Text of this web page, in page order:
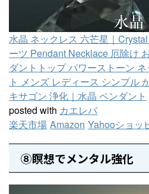
水晶 ネックレス 六芒星｜
ーツ Pendant Necklace 厄除け
ダントトップ パワーストーン
ト メンズ レディース シンプル
キサゴン 浄化｜水晶 ペンダント
posted with カエレバ
楽天市場 Amazon Yahooショッ
⑧瞑想でメンタル強化